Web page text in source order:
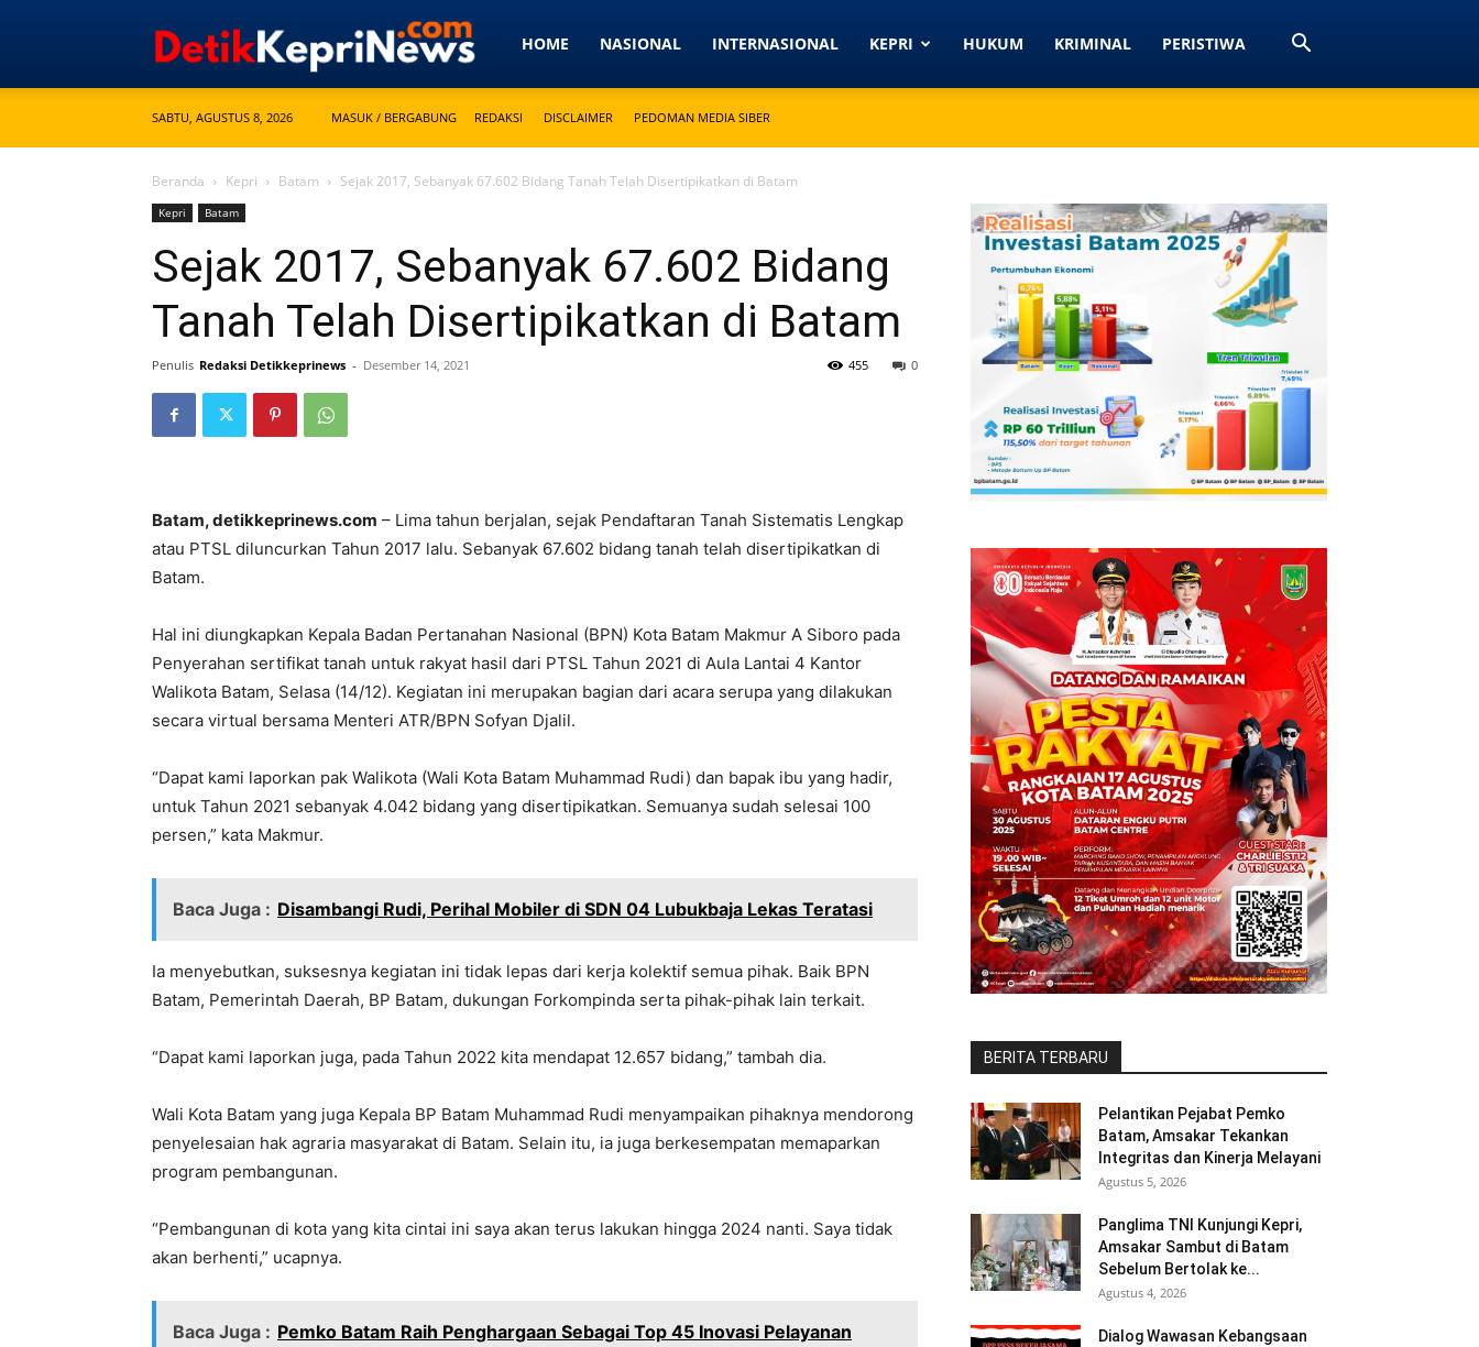
Detikkeprinews.com
HOME NASIONAL INTERNASIONAL KEPRI HUKUM KRIMINAL PERISTIWA
SABTU, AGUSTUS 8, 2026 MASUK / BERGABUNG REDAKSI DISCLAIMER PEDOMAN MEDIA SIBER
Beranda Kepri Batam Sejak 2017, Sebanyak 67.602 Bidang Tanah Telah Disertipikatkan di Batam
Kepri Batam
Sejak 2017, Sebanyak 67.602 Bidang
Tanah Telah Disertipikatkan di Batam
Penulis Redaksi Detikkeprinews - Desember 14, 2021 0
455
Batam, detikkeprinews.com – Lima tahun berjalan, sejak Pendaftaran Tanah Sistematis Lengkap
atau PTSL diluncurkan Tahun 2017 lalu. Sebanyak 67.602 bidang tanah telah disertipikatkan di
Batam.
Hal ini diungkapkan Kepala Badan Pertanahan Nasional (BPN) Kota Batam Makmur A Siboro pada
Penyerahan sertifikat tanah untuk rakyat hasil dari PTSL Tahun 2021 di Aula Lantai 4 Kantor
Walikota Batam, Selasa (14/12). Kegiatan ini merupakan bagian dari acara serupa yang dilakukan
secara virtual bersama Menteri ATR/BPN Sofyan Djalil.
“Dapat kami laporkan pak Walikota (Wali Kota Batam Muhammad Rudi) dan bapak ibu yang hadir,
untuk Tahun 2021 sebanyak 4.042 bidang yang disertipikatkan. Semuanya sudah selesai 100
persen,” kata Makmur.
Baca Juga : Disambangi Rudi, Perihal Mobiler di SDN 04 Lubukbaja Lekas Teratasi
Ia menyebutkan, suksesnya kegiatan ini tidak lepas dari kerja kolektif semua pihak. Baik BPN
Batam, Pemerintah Daerah, BP Batam, dukungan Forkompinda serta pihak-pihak lain terkait.
“Dapat kami laporkan juga, pada Tahun 2022 kita mendapat 12.657 bidang,” tambah dia.
Wali Kota Batam yang juga Kepala BP Batam Muhammad Rudi menyampaikan pihaknya mendorong
penyelesaian hak agraria masyarakat di Batam. Selain itu, ia juga berkesempatan memaparkan
program pembangunan.
“Pembangunan di kota yang kita cintai ini saya akan terus lakukan hingga 2024 nanti. Saya tidak
akan berhenti,” ucapnya.
Baca Juga : Pemko Batam Raih Penghargaan Sebagai Top 45 Inovasi Pelayanan
BERITA TERBARU
Pelantikan Pejabat Pemko
Batam, Amsakar Tekankan
Integritas dan Kinerja Melayani
Agustus 5, 2026
Panglima TNI Kunjungi Kepri,
Amsakar Sambut di Batam
Sebelum Bertolak ke...
Agustus 4, 2026
Dialog Wawasan Kebangsaan